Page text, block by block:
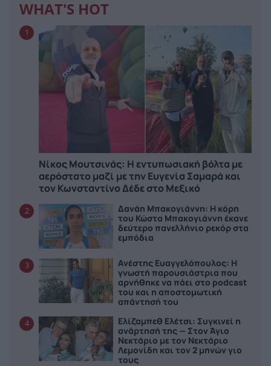
WHAT'S HOT
1
Νίκος Μουτσινάς: Η εντυπωσιακή βόλτα με
αερόστατο μαζί με την Ευγενία Σαμαρά και
τον Κωνσταντίνο Δέδε στο Μεξικό
2
Δανάη Μπακογιάννη: Η κόρη
του Κώστα Μπακογιάννη έκανε
δεύτερο πανελλήνιο ρεκόρ στα
εμπόδια
3
Ανέστης Ευαγγελόπουλος: Η
γνωστή παρουσιάστρια που
αρνήθηκε να πάει στο podcast
του και η αποστομωτική
απάντησή του
4
Ελίζαμπεθ Ελέτσι: Συγκινεί η
ανάρτησή της — Στον Άγιο
Νεκτάριο με τον Νεκτάριο
Λεμονίδη και τον 2 μηνών γιο
τους